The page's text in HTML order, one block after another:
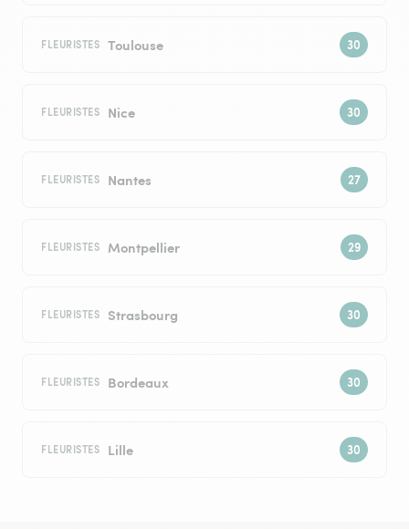
FLEURISTES Toulouse
FLEURISTES Nice
FLEURISTES Nantes
FLEURISTES Montpellier
FLEURISTES Strasbourg
FLEURISTES Bordeaux
FLEURISTES Lille